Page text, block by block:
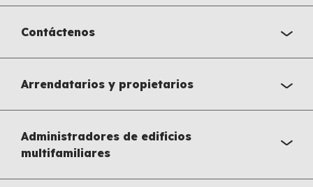
Contáctenos
Arrendatarios y propietarios
Administradores de edificios
multifamiliares